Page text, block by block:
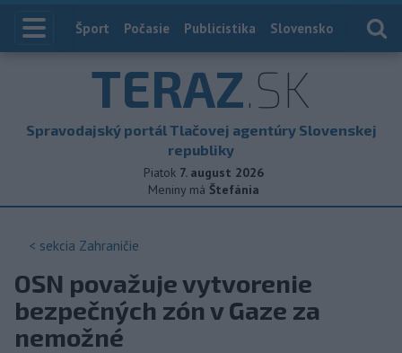
Index
Šport Počasie Publicistika Slovensko
TERAZ.SK
Spravodajský portál Tlačovej agentúry Slovenskej
republiky
Piatok 7. august 2026
Meniny má Štefánia
< sekcia Zahraničie
OSN považuje vytvorenie
bezpečných zón v Gaze za
nemožné